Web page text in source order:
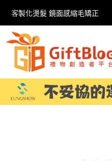
客製化燙髮 鏡面感縮毛矯正